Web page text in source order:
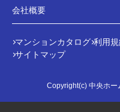
会社概要
マンションカタログ 利用規
サイトマップ
Copyright(c) 中央ホー